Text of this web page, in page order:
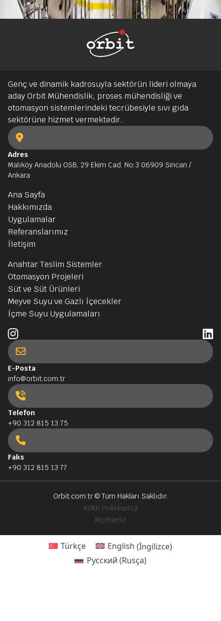
Genç ve dinamik kadrosuyla sektörün lideri olmaya
aday Orbit Mühendislik, proses mühendisliği ve
otomasyon sistemlerindeki tecrübesiyle sıvı gıda
sektörüne hizmet vermektedir.
Adres
Malıköy Anadolu OSB, 29 Ekim Cad. No:3 06909 Sincan /
Ankara
Ana Sayfa
Hakkımızda
Uygulamalar
Referanslarımız
İletişim
Anahtar Teslim Sistemler
Otomasyon Projeleri
Süt ve Süt Ürünleri
Meyve Suyu ve Gazlı İçecekler
İçme Suyu Uygulamaları
E-Posta
info@orbit.com.tr
Telefon
+90 312 815 13 75
Faks
+90 312 815 13 77
Orbit.com.tr© Tüm Hakları Saklıdır.
KVKK Politikamız
Montarist
Türkçe English (İngilizce)
Русский (Rusça)